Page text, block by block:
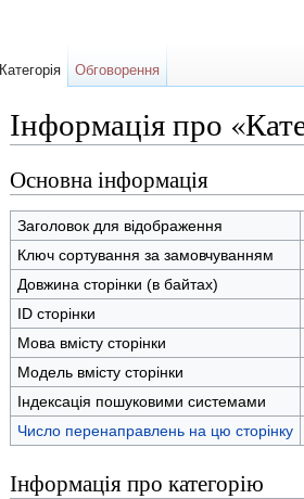
Інформація про
Основна інформація
Заголовок для відображення
Ключ сортування за замовчуванням
Довжина сторінки (в байтах)
ID сторінки
Мова вмісту сторінки
Модель вмісту сторінки
Індексація пошуковими системами
Число перенаправлень на цю сторінку
Інформація про категорію
Категорія Обговорення